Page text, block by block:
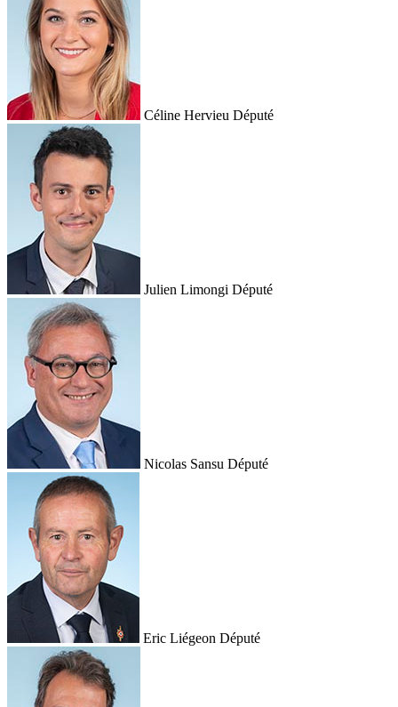
Céline Hervieu Député
Julien Limongi Député
Nicolas Sansu Député
Eric Liégeon Député